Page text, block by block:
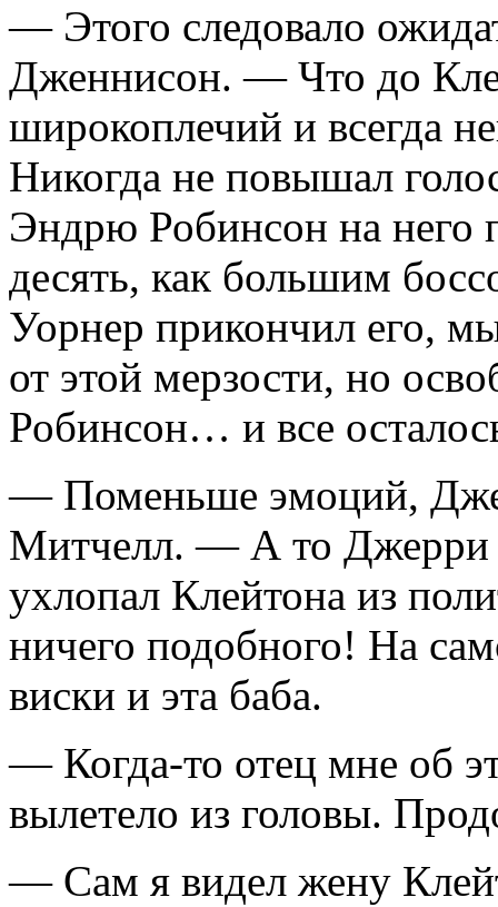
— Этого следовало
Дженнисон. — Что до
широкоплечий и всегда
Никогда не повышал
Эндрю Робинсон на него
десять, как большим
Уорнер прикончил его,
от этой мерзости, но
Робинсон… и все
— Поменьше эмоций,
Митчелл. — А то Джерри
ухлопал Клейтона из
ничего подобного! На
виски и эта баба.
— Когда-то отец мне об
вылетело из головы.
— Сам я видел жену